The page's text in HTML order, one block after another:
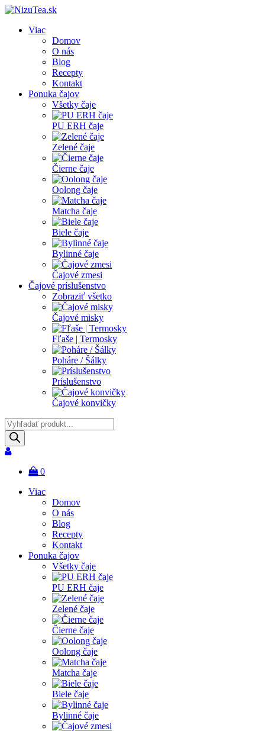
Viac
Domov
O nás
Blog
Recepty
Kontakt
Ponuka čajov
Všetky čaje
PU ERH čaje
Zelené čaje
Čierne čaje
Oolong čaje
Matcha čaje
Biele čaje
Bylinné čaje
Čajové zmesi
Čajové príslušenstvo
Zobraziť všetko
Čajové misky
Fľaše | Termosky
Poháre / Šálky
Príslušenstvo
Čajové konvičky
Products
search
0
Viac
Domov
O nás
Blog
Recepty
Kontakt
Ponuka čajov
Všetky čaje
PU ERH čaje
Zelené čaje
Čierne čaje
Oolong čaje
Matcha čaje
Biele čaje
Bylinné čaje